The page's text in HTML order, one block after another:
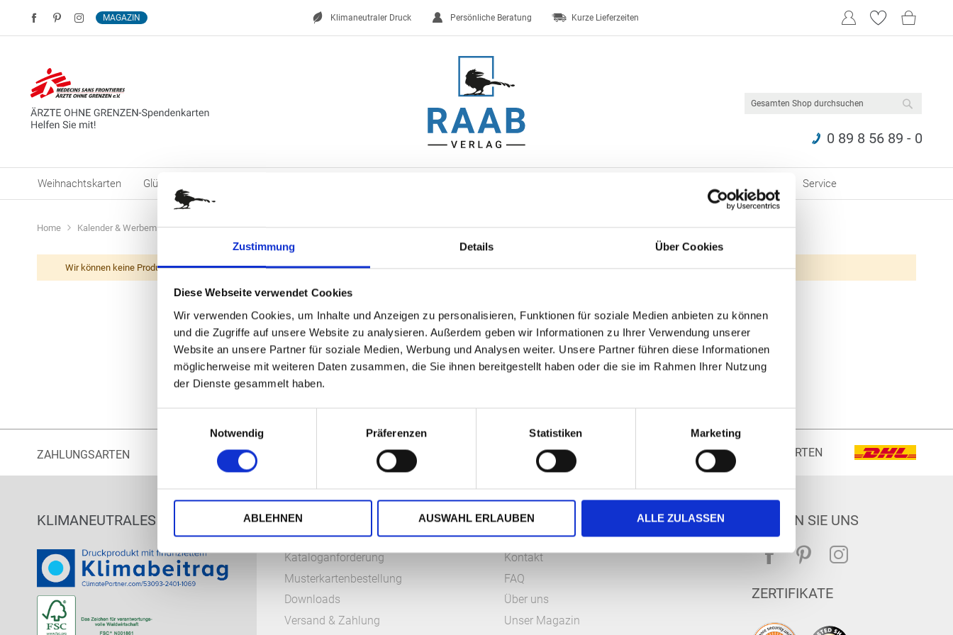
Zustimmung Details Über Cookies
Diese Webseite verwendet Cookies
Wir verwenden Cookies, um Inhalte und Anzeigen zu personalisieren, Funktionen für soziale Medien anbieten zu können
und die Zugriffe auf unsere Website zu analysieren. Außerdem geben wir Informationen zu Ihrer Verwendung unserer
Website an unsere Partner für soziale Medien, Werbung und Analysen weiter. Unsere Partner führen diese Informationen
möglicherweise mit weiteren Daten zusammen, die Sie ihnen bereitgestellt haben oder die sie im Rahmen Ihrer Nutzung
der Dienste gesammelt haben.
Notwendig
Präferenzen Statistiken Marketing
ABLEHNEN AUSWAHL ERLAUBEN ALLE ZULASSEN
Klimaneutraler Druck Persönliche Beratung Kurze Lieferzeiten
MAGAZIN
0 89 8 56 89 - 0
Weihnachtskarten Glückwunschkarten Service
Home Kalender & Werbemittel Schoko Wandkalender
Wir können keine Produkte entsprechend dieser Auswahl finden
ZAHLUNGSARTEN VERSANDARTEN
KLIMANEUTRALES DRUCKEN SERVICE
Kataloganforderung
Musterkartenbestellung
Downloads
Versand & Zahlung
RAAB VERLAG
Kontakt
FAQ
Über uns
Unser Magazin
FOLGEN SIE UNS
ZERTIFIKATE